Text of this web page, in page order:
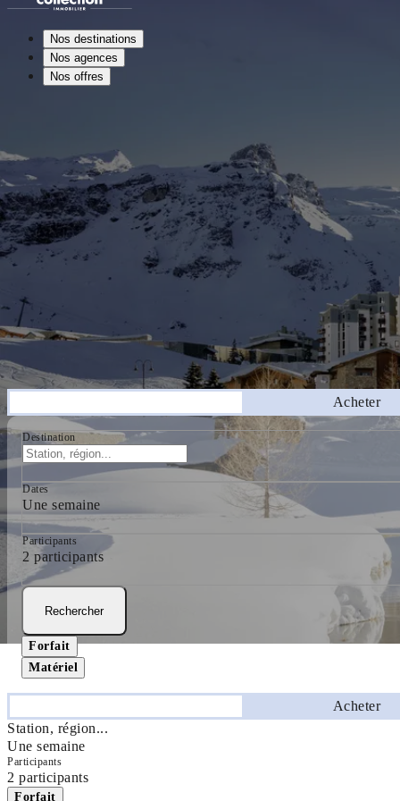
Acheter
Destination
Dates
Une semaine
Participants
2 participants
Rechercher
Forfait
Matériel
Acheter
Station, région...
Une semaine
Participants
2 participants
Forfait
Nos destinations
Nos agences
Nos offres